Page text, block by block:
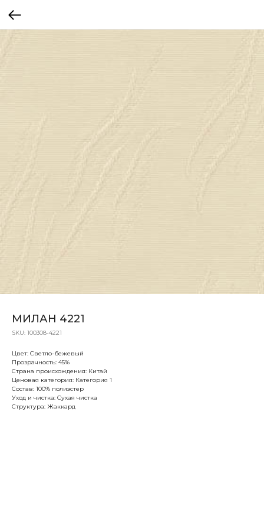
МИЛАН 4221
SKU: 100308-4221
Цвет: Светло-бежевый
Прозрачность: 45%
Страна происхождения: Китай
Ценовая категория: Категория 1
Состав: 100% полиэстер
Уход и чистка: Сухая чистка
Структура: Жаккард